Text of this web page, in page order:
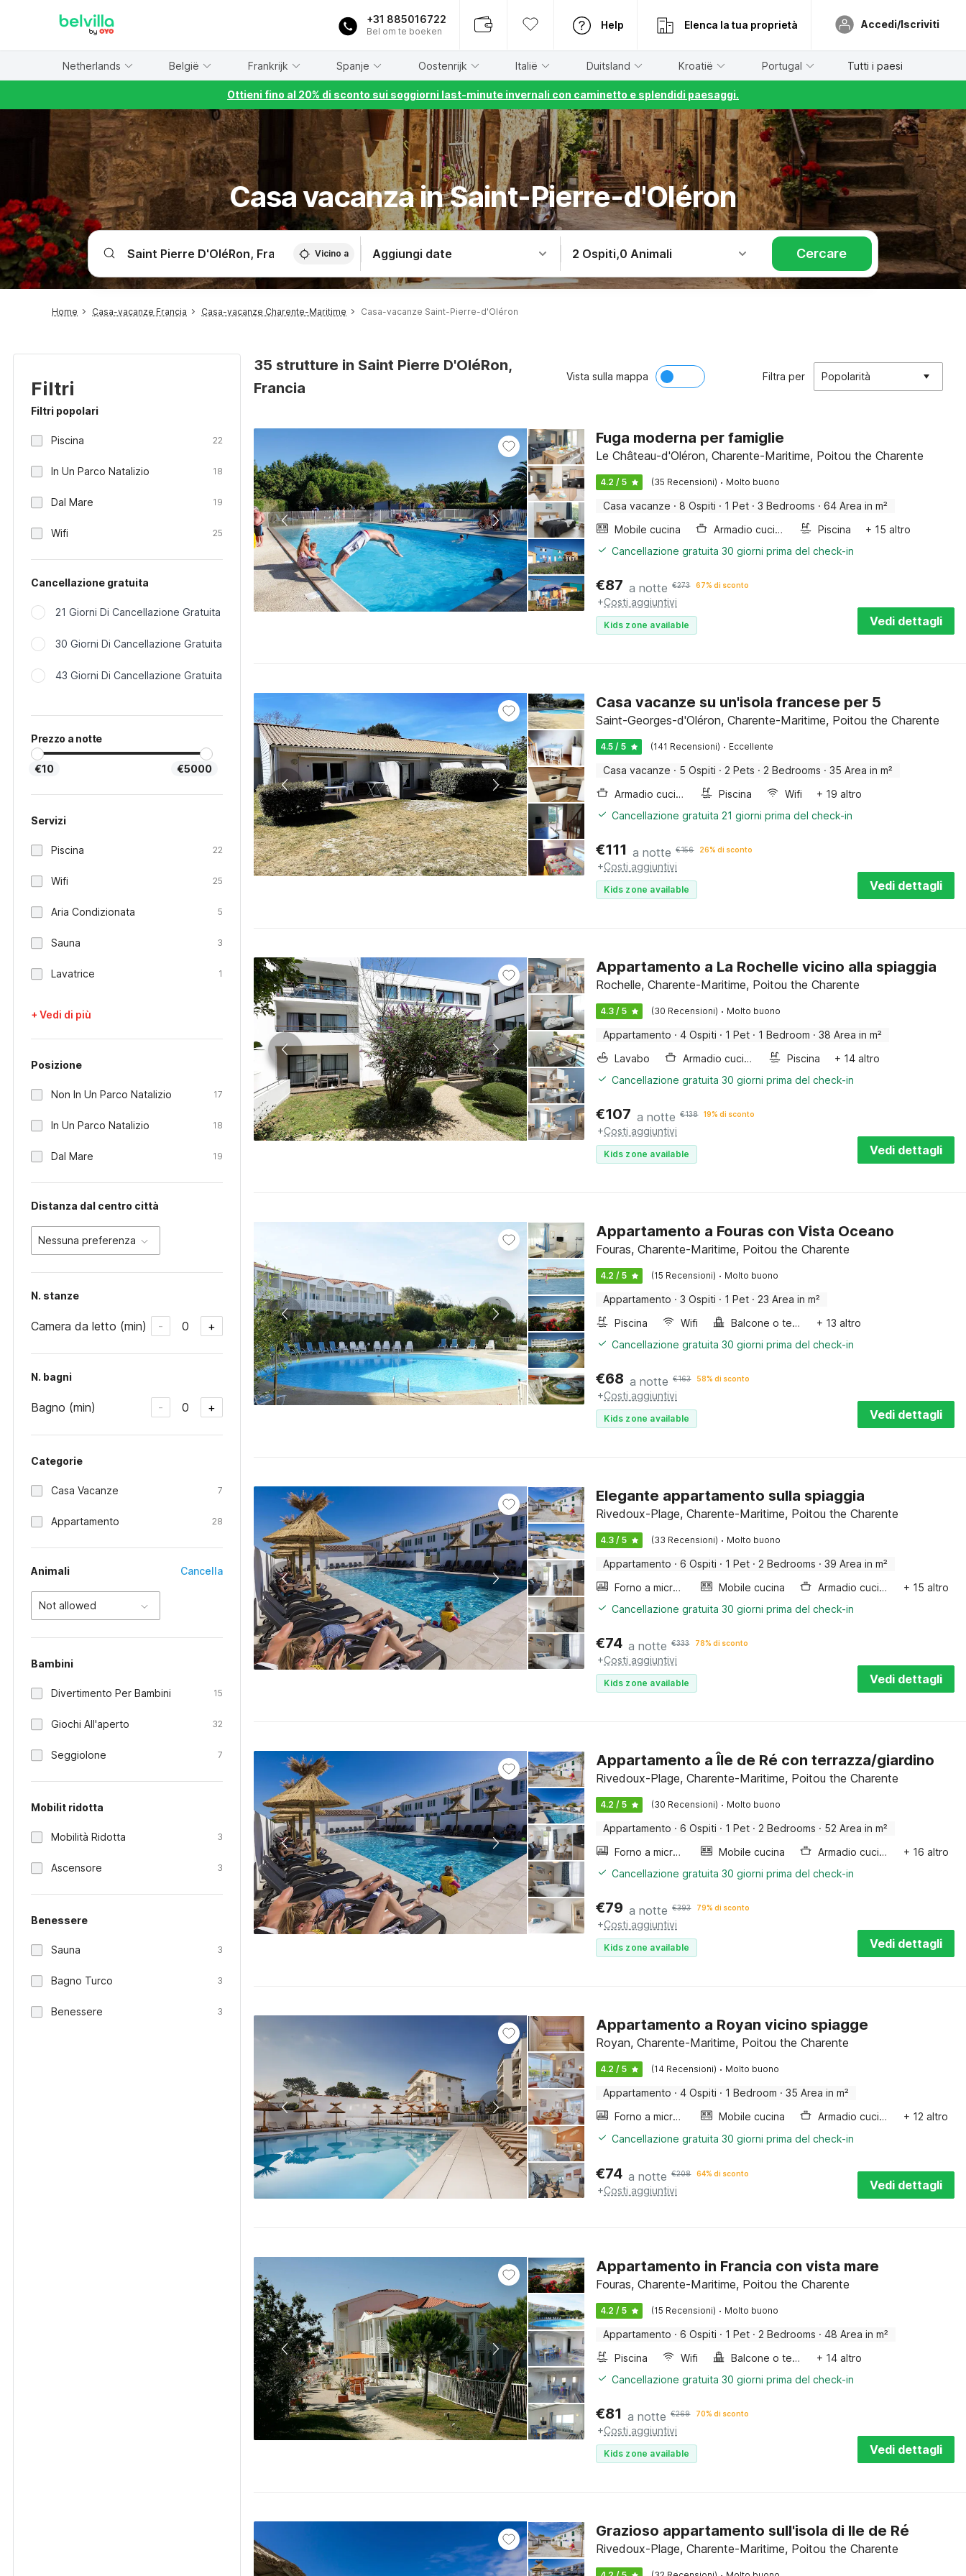
+31 885016722
Bel om te boeken
Help Elenca la tua proprietà Accedi/Iscriviti
Netherlands België Frankrijk Spanje Oostenrijk Italië Duitsland Kroatië Portugal Tutti i paesi
Ottieni fino al 20% di sconto sui soggiorni last-minute invernali con caminetto e splendidi paesaggi.
Casa vacanza in Saint-Pierre-d'Oléron
Vicino a Aggiungi date 2 Ospiti,0 Animali Cercare
Home Casa-vacanze Francia Casa-vacanze Charente-Maritime Casa-vacanze Saint-Pierre-d'Oléron
Filtri
Filtri popolari
Piscina 22
In Un Parco Natalizio 18
Dal Mare 19
Wifi 25
Cancellazione gratuita
21 Giorni Di Cancellazione Gratuita
30 Giorni Di Cancellazione Gratuita
43 Giorni Di Cancellazione Gratuita
Prezzo a notte
€10 €5000
Servizi
Piscina 22
Wifi 25
Aria Condizionata 5
Sauna 3
Lavatrice 1
+ Vedi di più
Posizione
Non In Un Parco Natalizio 17
In Un Parco Natalizio 18
Dal Mare 19
Distanza dal centro città
Nessuna preferenza
N. stanze
Camera da letto (min) - 0 +
N. bagni
Bagno (min) - 0 +
Categorie
Casa Vacanze 7
Appartamento 28
Animali Cancella
Not allowed
Bambini
Divertimento Per Bambini 15
Giochi All'aperto 32
Seggiolone 7
Mobilit ridotta
Mobilità Ridotta 3
Ascensore 3
Benessere
Sauna 3
Bagno Turco 3
Benessere 3
35 strutture in Saint Pierre D'OléRon,
Francia
Vista sulla mappa Filtra per Popolarità
Fuga moderna per famiglie
Le Château-d'Oléron, Charente-Maritime, Poitou the Charente
4.2 / 5 (35 Recensioni) · Molto buono
Casa vacanze · 8 Ospiti · 1 Pet · 3 Bedrooms · 64 Area in m²
Mobile cucina
Armadio cucina Piscina
+ 15 altro
Cancellazione gratuita 30 giorni prima del check-in
€87 a notte €273 67% di sconto
+Costi aggiuntivi
Kids zone available Vedi dettagli
Casa vacanze su un'isola francese per 5
Saint-Georges-d'Oléron, Charente-Maritime, Poitou the Charente
4.5 / 5 (141 Recensioni) · Eccellente
Casa vacanze · 5 Ospiti · 2 Pets · 2 Bedrooms · 35 Area in m²
Armadio cucina
Piscina Wifi
+ 19 altro
Cancellazione gratuita 21 giorni prima del check-in
€111 a notte €156 26% di sconto
+Costi aggiuntivi
Kids zone available Vedi dettagli
Appartamento a La Rochelle vicino alla spiaggia
Rochelle, Charente-Maritime, Poitou the Charente
4.3 / 5 (30 Recensioni) · Molto buono
Appartamento · 4 Ospiti · 1 Pet · 1 Bedroom · 38 Area in m²
Lavabo
Armadio cucina Piscina
+ 14 altro
Cancellazione gratuita 30 giorni prima del check-in
€107 a notte €138 19% di sconto
+Costi aggiuntivi
Kids zone available Vedi dettagli
Appartamento a Fouras con Vista Oceano
Fouras, Charente-Maritime, Poitou the Charente
4.2 / 5 (15 Recensioni) · Molto buono
Appartamento · 3 Ospiti · 1 Pet · 23 Area in m²
Piscina
Wifi Balcone o terrazza
+ 13 altro
Cancellazione gratuita 30 giorni prima del check-in
€68 a notte €163 58% di sconto
+Costi aggiuntivi
Kids zone available Vedi dettagli
Elegante appartamento sulla spiaggia
Rivedoux-Plage, Charente-Maritime, Poitou the Charente
4.3 / 5 (33 Recensioni) · Molto buono
Appartamento · 6 Ospiti · 1 Pet · 2 Bedrooms · 39 Area in m²
Forno a microonde combinato
Mobile cucina Armadio cucina
+ 15 altro
Cancellazione gratuita 30 giorni prima del check-in
€74 a notte €333 78% di sconto
+Costi aggiuntivi
Kids zone available Vedi dettagli
Appartamento a Île de Ré con terrazza/giardino
Rivedoux-Plage, Charente-Maritime, Poitou the Charente
4.2 / 5 (30 Recensioni) · Molto buono
Appartamento · 6 Ospiti · 1 Pet · 2 Bedrooms · 52 Area in m²
Forno a microonde combinato
Mobile cucina Armadio cucina
+ 16 altro
Cancellazione gratuita 30 giorni prima del check-in
€79 a notte €393 79% di sconto
+Costi aggiuntivi
Kids zone available Vedi dettagli
Appartamento a Royan vicino spiagge
Royan, Charente-Maritime, Poitou the Charente
4.2 / 5 (14 Recensioni) · Molto buono
Appartamento · 4 Ospiti · 1 Bedroom · 35 Area in m²
Forno a microonde combinato
Mobile cucina Armadio cucina
+ 12 altro
Cancellazione gratuita 30 giorni prima del check-in
€74 a notte €208 64% di sconto
+Costi aggiuntivi Vedi dettagli
Appartamento in Francia con vista mare
Fouras, Charente-Maritime, Poitou the Charente
4.2 / 5 (15 Recensioni) · Molto buono
Appartamento · 6 Ospiti · 1 Pet · 2 Bedrooms · 48 Area in m²
Piscina
Wifi Balcone o terrazza
+ 14 altro
Cancellazione gratuita 30 giorni prima del check-in
€81 a notte €269 70% di sconto
+Costi aggiuntivi
Kids zone available Vedi dettagli
Grazioso appartamento sull'isola di Ile de Ré
Rivedoux-Plage, Charente-Maritime, Poitou the Charente